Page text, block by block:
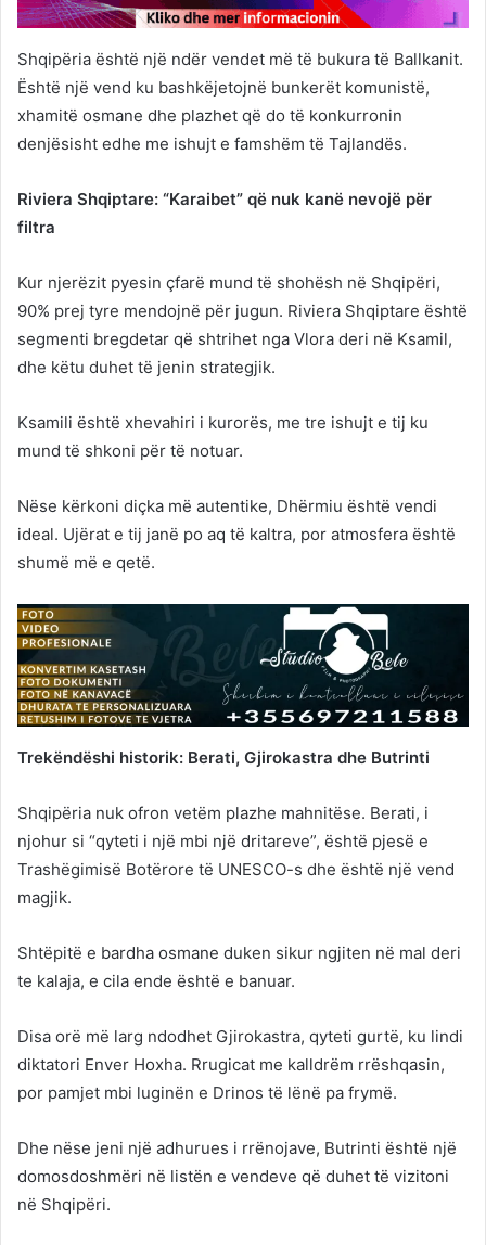
Shqipëria është një ndër vendet më të bukura të Ballkanit.
Është një vend ku bashkëjetojnë bunkerët komunistë,
xhamitë osmane dhe plazhet që do të konkurronin
denjësisht edhe me ishujt e famshëm të Tajlandës.
Riviera Shqiptare: “Karaibet” që nuk kanë nevojë për
filtra
Kur njerëzit pyesin çfarë mund të shohësh në Shqipëri,
90% prej tyre mendojnë për jugun. Riviera Shqiptare është
segmenti bregdetar që shtrihet nga Vlora deri në Ksamil,
dhe këtu duhet të jenin strategjik.
Ksamili është xhevahiri i kurorës, me tre ishujt e tij ku
mund të shkoni për të notuar.
Nëse kërkoni diçka më autentike, Dhërmiu është vendi
ideal. Ujërat e tij janë po aq të kaltra, por atmosfera është
shumë më e qetë.
Trekëndëshi historik: Berati, Gjirokastra dhe Butrinti
Shqipëria nuk ofron vetëm plazhe mahnitëse. Berati, i
njohur si “qyteti i një mbi një dritareve”, është pjesë e
Trashëgimisë Botërore të UNESCO-s dhe është një vend
magjik.
Shtëpitë e bardha osmane duken sikur ngjiten në mal deri
te kalaja, e cila ende është e banuar.
Disa orë më larg ndodhet Gjirokastra, qyteti gurtë, ku lindi
diktatori Enver Hoxha. Rrugicat me kalldrëm rrëshqasin,
por pamjet mbi luginën e Drinos të lënë pa frymë.
Dhe nëse jeni një adhurues i rrënojave, Butrinti është një
domosdoshmëri në listën e vendeve që duhet të vizitoni
në Shqipëri.